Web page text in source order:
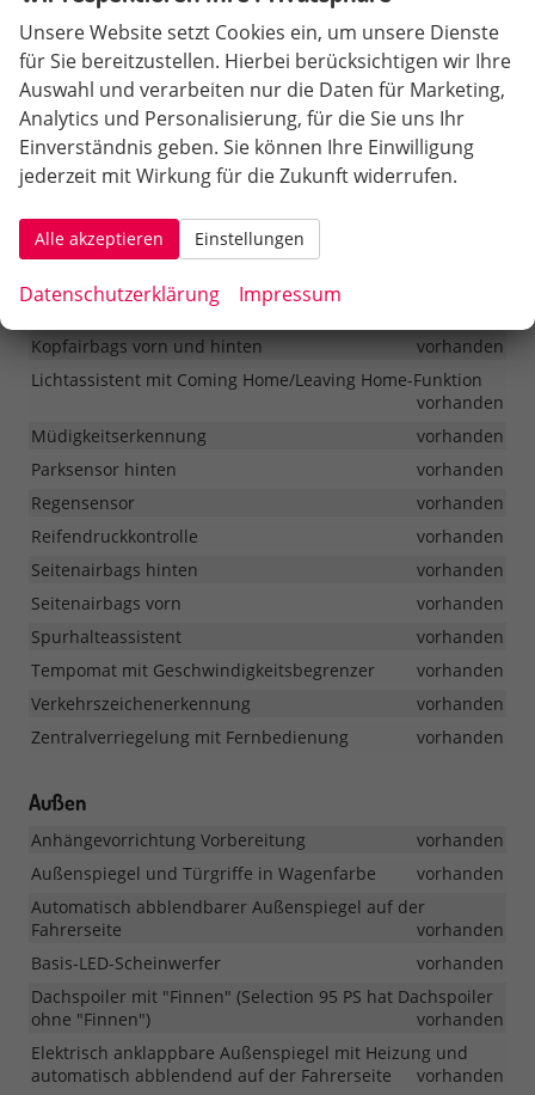
eCall
vorhanden
Frontairbags auf Fahrer- und Beifahrerseite
vorhanden
Frontassistent mit Fußgängerschutz
vorhanden
Gurtwarnung für die Rücksitze
vorhanden
Gurtwarnung für Fahrer- und Beifahrersitz
vorhanden
ISOFIX und Top-Tether auf den äußeren Rücksitzen
Knieairbag auf der Fahrerseite
Kopfairbags vorn und hinten
vorhanden
Lichtassistent mit Coming Home/Leaving Home-Funktion
vorhanden
Müdigkeitserkennung
vorhanden
Parksensor hinten
vorhanden
Regensensor
vorhanden
Reifendruckkontrolle
vorhanden
Seitenairbags hinten
vorhanden
Seitenairbags vorn
vorhanden
Spurhalteassistent
vorhanden
Tempomat mit Geschwindigkeitsbegrenzer
vorhanden
Verkehrszeichenerkennung
vorhanden
Zentralverriegelung mit Fernbedienung
vorhanden
Außen
Anhängevorrichtung Vorbereitung
vorhanden
Außenspiegel und Türgriffe in Wagenfarbe
vorhanden
Automatisch abblendbarer Außenspiegel auf der
Fahrerseite
vorhanden
Basis-LED-Scheinwerfer
vorhanden
Dachspoiler mit "Finnen" (Selection 95 PS hat Dachspoiler
ohne "Finnen")
vorhanden
Elektrisch anklappbare Außenspiegel mit Heizung und
automatisch abblendend auf der Fahrerseite
vorhanden
Unsere Website setzt Cookies ein, um unsere Dienste
für Sie bereitzustellen. Hierbei berücksichtigen wir Ihre
Auswahl und verarbeiten nur die Daten für Marketing,
Analytics und Personalisierung, für die Sie uns Ihr
Einverständnis geben. Sie können Ihre Einwilligung
jederzeit mit Wirkung für die Zukunft widerrufen.
Alle akzeptieren Einstellungen
Datenschutzerklärung Impressum